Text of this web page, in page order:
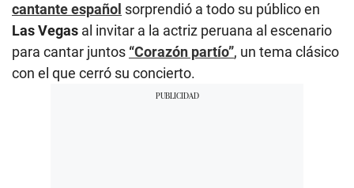
cantante español sorprendió a todo su público en
Las Vegas al invitar a la actriz peruana al escenario
para cantar juntos “Corazón partío”, un tema clásico
con el que cerró su concierto.